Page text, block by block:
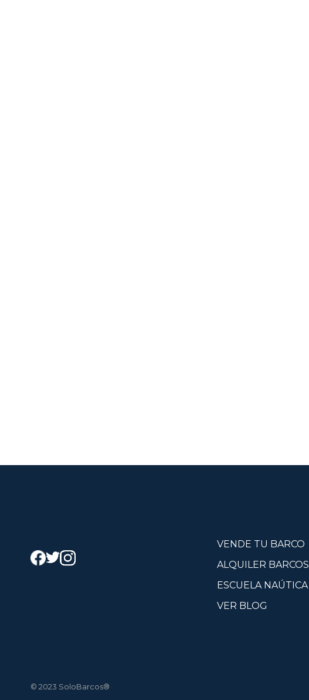
VENDE TU BARCO
ALQUILER BARCOS
ESCUELA NAÚTICA
VER BLOG
© 2023 SoloBarcos®